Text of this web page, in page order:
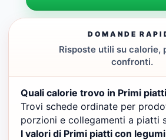
DOMANDE
Risposte utili su calorie,
confronti.
Quali calorie trovo in Primi
Trovi schede ordinate per
porzioni e collegamenti a piatti
I valori di Primi piatti con